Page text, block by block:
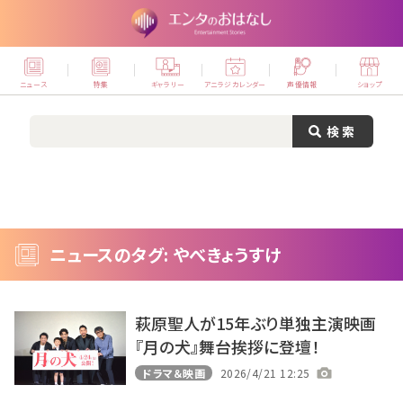
ニュース 特集 ギャラリー アニラジカレンダー 声優情報 ショップ
ニュースのタグ: やべきょうすけ
萩原聖人が15年ぶり単独主演映画
『月の犬』舞台挨拶に登壇！
ドラマ＆映画 2026/4/21 12:25